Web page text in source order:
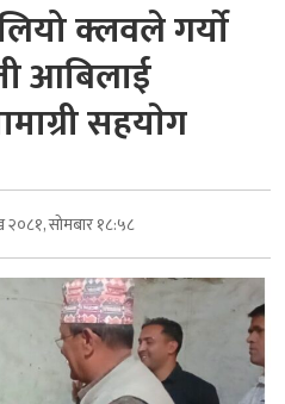
क्लवले गर्याे
आबिलाई
सहयाेग
सोमबार १८:५८